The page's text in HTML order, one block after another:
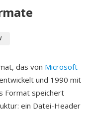
das von Microsoft
und 1990 mit
Format speichert
ein Datei-Header